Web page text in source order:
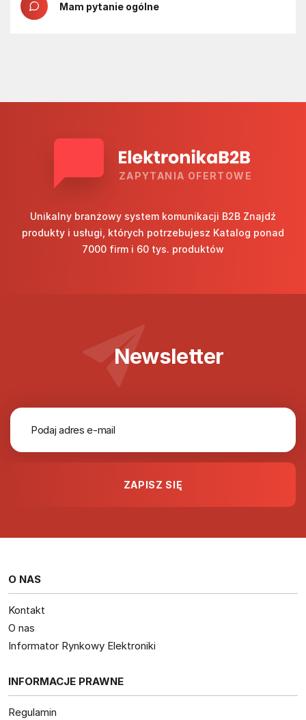
Mam pytanie ogólne
ZAPYTANIA OFERTOWE
Unikalny branżowy system komunikacji B2B Znajdź
produkty i usługi, których potrzebujesz Katalog ponad
7000 firm i 60 tys. produktów
Newsletter
O NAS
Kontakt
O nas
Informator Rynkowy Elektroniki
INFORMACJE PRAWNE
Regulamin